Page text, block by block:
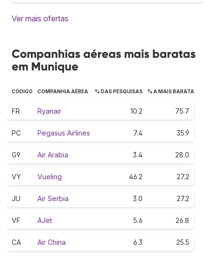
Ver mais ofertas
Companhias aéreas mais baratas
em Munique
CÓDIGO COMPANHIA AÉREA % DAS PESQUISAS % A MAIS BARATA
FR Ryanair 10.2 75.7
PC Pegasus Airlines 7.4 35.9
G9 Air Arabia 3.4 28.0
VY Vueling 46.2 27.2
JU Air Serbia 3.0 27.2
VF AJet 5.6 26.8
CA Air China 6.3 25.5